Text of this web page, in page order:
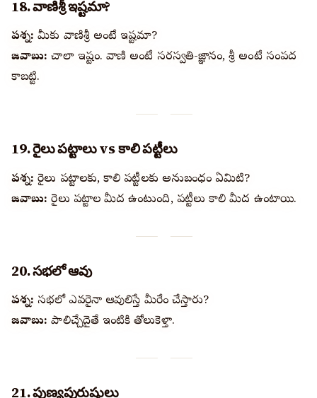
18. వాణిశ్రీ ఇష్టమా?
ప్రశ్న: మీకు వాణిశ్రీ అంటే ఇష్టమా?
జవాబు: చాలా ఇష్టం. వాణి అంటే సరస్వతి-జ్ఞానం, శ్రీ అంటే సంపద
కాబట్టి.
19. రైలు పట్టాలు vs కాలి పట్టీలు
ప్రశ్న: రైలు పట్టాలకు, కాలి పట్టీలకు అనుబంధం ఏమిటి?
జవాబు: రైలు పట్టాల మీద ఉంటుంది, పట్టీలు కాలి మీద ఉంటాయి.
20. సభలో ఆవు
ప్రశ్న: సభలో ఎవరైనా ఆవులిస్తే మీరేం చేస్తారు?
జవాబు: పాలిచ్చేదైతే ఇంటికి తోలుకెళ్తా.
21. పుణ్యపురుషులు